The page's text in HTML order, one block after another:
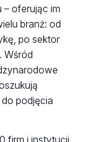
– oferując im
branż: od
po sektor
Wśród
podjęcia